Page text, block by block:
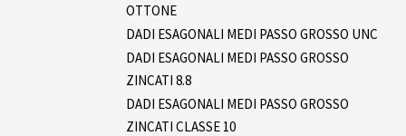
OTTONE
DADI ESAGONALI MEDI PASSO GROSSO UNC
DADI ESAGONALI MEDI PASSO GROSSO
ZINCATI 8.8
DADI ESAGONALI MEDI PASSO GROSSO
ZINCATI CLASSE 10